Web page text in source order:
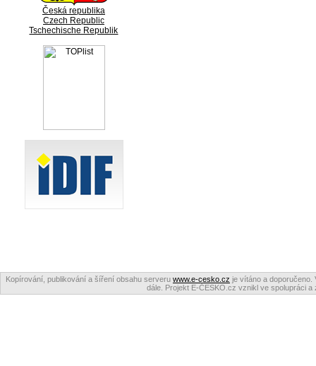
Česká republika
Czech Republic
Tschechische Republik
Kopírování, publikování a šíření obsahu serveru www.e-cesko.cz je vítáno a doporučeno.
dále. Projekt E-ČESKO.cz vznikl ve spolupráci